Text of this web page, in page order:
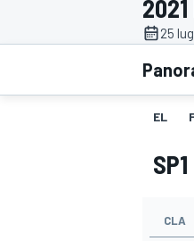
MOTOGP
WRC
25
EL
SP1
CLA